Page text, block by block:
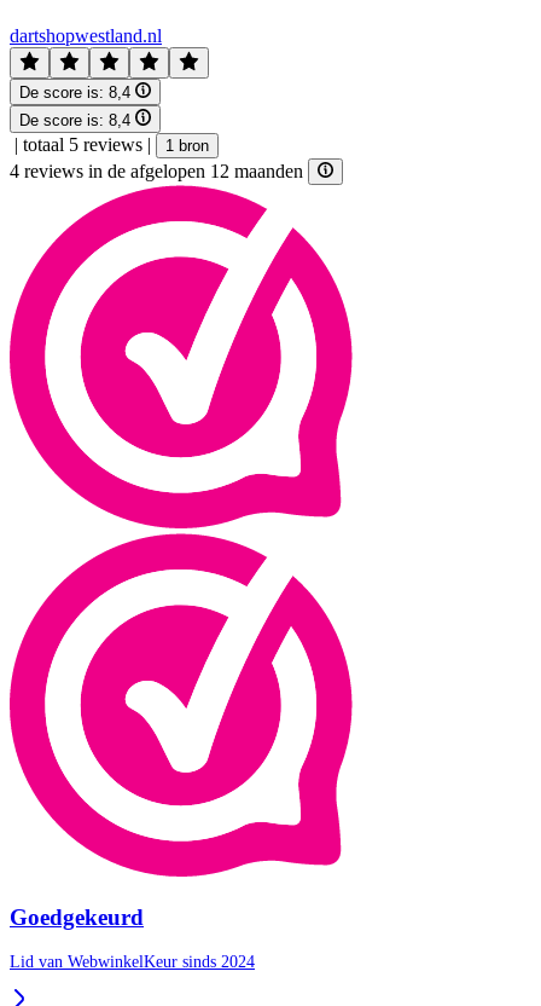
dartshopwestland.nl
De score is: 8,4
De score is: 8,4
| totaal 5 reviews | 1 bron
4 reviews in de afgelopen 12 maanden
Goedgekeurd
Lid van WebwinkelKeur sinds 2024